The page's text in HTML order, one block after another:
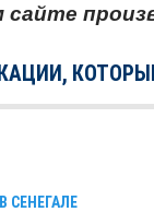
сайте
СЕНЕГАЛЕ